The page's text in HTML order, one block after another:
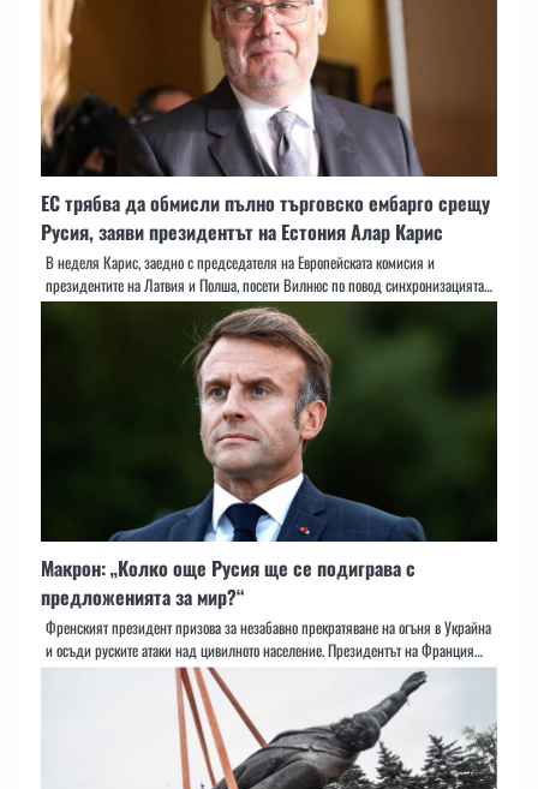
ЕС трябва да обмисли пълно търговско ембарго срещу
Русия, заяви президентът на Естония Алар Карис
В неделя Карис, заедно с председателя на Европейската комисия и
президентите на Латвия и Полша, посети Вилнюс по повод синхронизацията…
Макрон: „Колко още Русия ще се подиграва с
предложенията за мир?“
Френският президент призова за незабавно прекратяване на огъня в Украйна
и осъди руските атаки над цивилното население. Президентът на Франция…